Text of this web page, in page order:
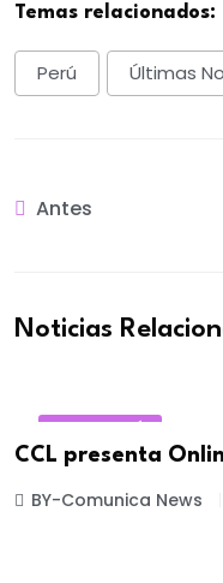
Temas relacionados:
Perú Últimas
Antes
Noticias
CCL presenta
BY-Comunica News